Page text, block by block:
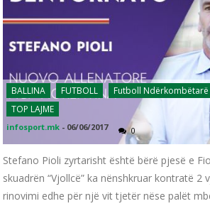
BALLINA FUTBOLL Futboll Ndërkombëtarë
TOP LAJME
infosport.mk - 06/06/2017 0
Stefano Pioli zyrtarisht është bërë pjesë e
skuadrën “Vjollcë” ka nënshkruar kontratë 2
rinovimi edhe për një vit tjetër nëse palët